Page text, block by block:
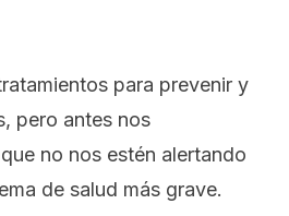
para prevenir y
pero antes nos
no nos estén alertando
de salud más grave.